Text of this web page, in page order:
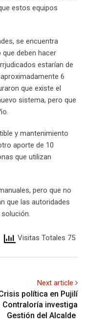
estos equipos
se encuentra
deben hacer
estarían de
6
que existe el
sistema, pero que
y mantenimiento
aporte de 10
que utilizan
pero que no
que las autoridades
Visitas Totales 75
Next article
política en Pujilí
Contraloría investiga
Gestión del Alcalde